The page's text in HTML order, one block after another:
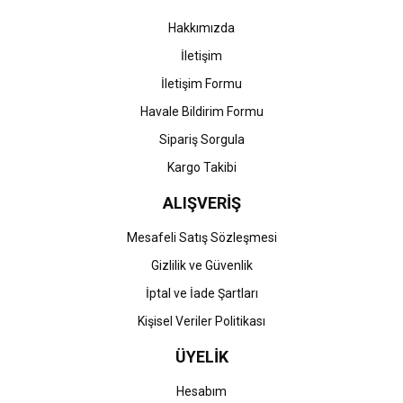
Gönder
Hakkımızda
İletişim
İletişim Formu
Havale Bildirim Formu
Sipariş Sorgula
Kargo Takibi
ALIŞVERİŞ
Mesafeli Satış Sözleşmesi
Gizlilik ve Güvenlik
İptal ve İade Şartları
Kişisel Veriler Politikası
ÜYELİK
Hesabım